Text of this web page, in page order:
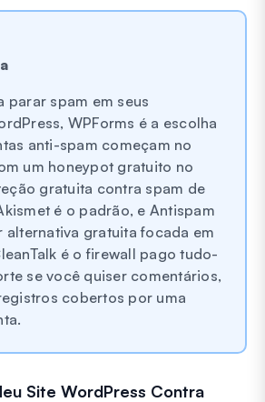
parar spam em seus
WPForms é a escolha
anti-spam começam no
um honeypot gratuito no
gratuita contra spam de
é o padrão, e Antispam
alternativa gratuita focada em
é o firewall pago tudo-
se você quiser comentários,
cobertos por uma
Site WordPress Contra